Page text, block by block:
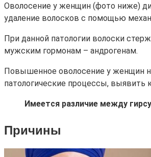
Оволосение у женщин (фото ниже)
удаление волосков с помощью
При данной патологии волоски
мужским гормонам – андрогенам.
Повышенное оволосение у женщин
патологические процессы, выявить
Имеется различие между
Причины